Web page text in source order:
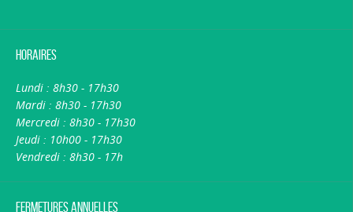
Horaires
Lundi : 8h30 - 17h30
Mardi : 8h30 - 17h30
Mercredi : 8h30 - 17h30
Jeudi : 10h00 - 17h30
Vendredi : 8h30 - 17h
Fermetures annuelles